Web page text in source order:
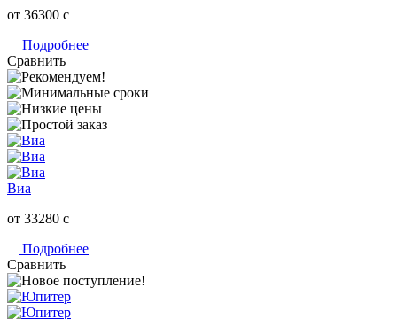
от 36300 c
Подробнее
Сравнить
Виа
от 33280 c
Подробнее
Сравнить